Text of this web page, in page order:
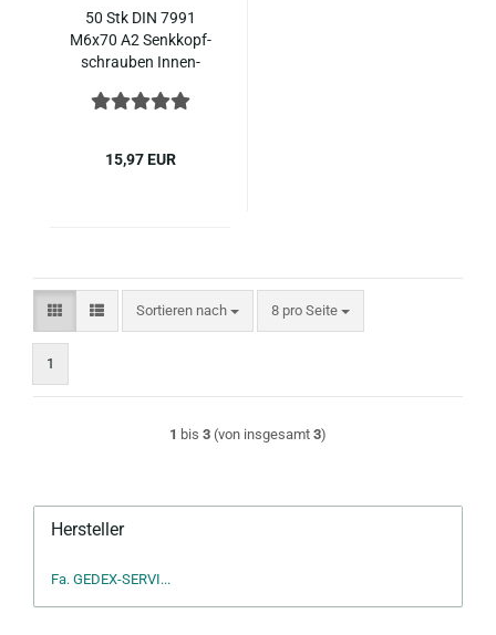
50 Stk DIN 7991
M6x70 A2 Senk­kopf­
schrau­ben In­nen­
Edel­stahl
15,97 EUR
Sortieren nach
Sortieren nach 8 pro Seite
pro Seite
1
1 bis 3 (von insgesamt 3)
Hersteller
Fa. GEDEX-SERVI...